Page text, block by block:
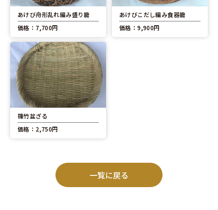
あけび舟形乱れ編み盛り籠
価格：7,700円
あけびこだし編み食器籠
価格：9,900円
篠竹盆ざる
価格：2,750円
一覧に戻る